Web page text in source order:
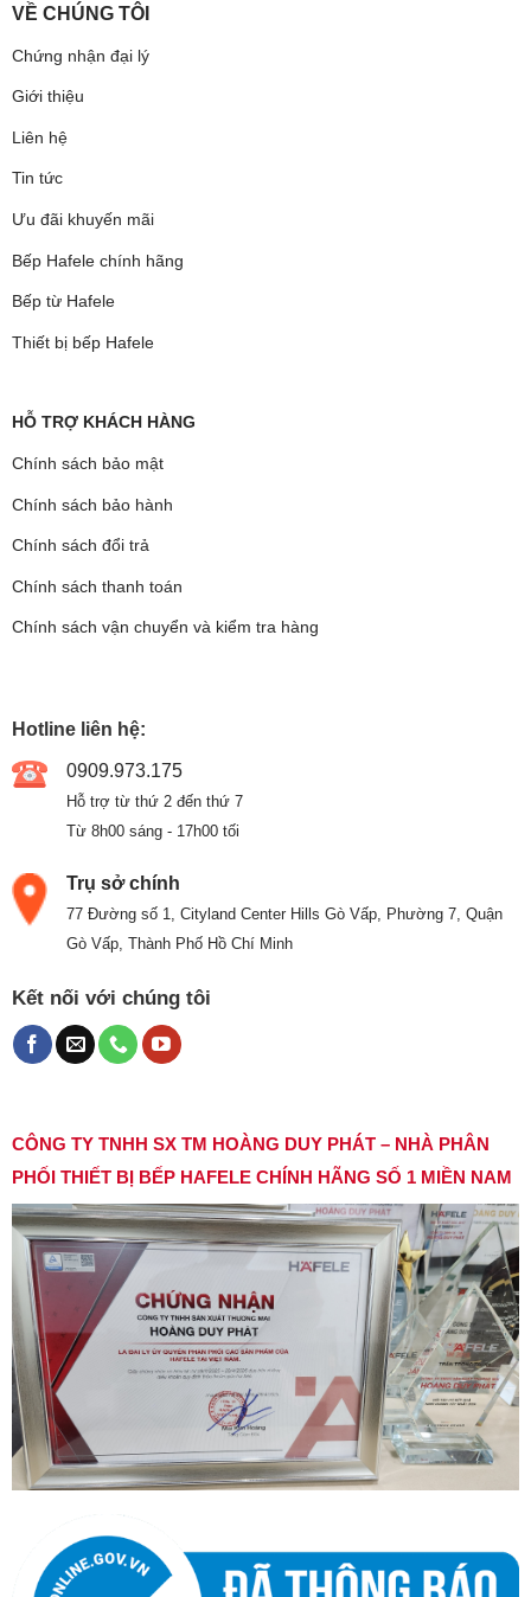
VỀ CHÚNG TÔI
Chứng nhận đại lý
Giới thiệu
Liên hệ
Tin tức
Ưu đãi khuyến mãi
Bếp Hafele chính hãng
Bếp từ Hafele
Thiết bị bếp Hafele
HỖ TRỢ KHÁCH HÀNG
Chính sách bảo mật
Chính sách bảo hành
Chính sách đổi trả
Chính sách thanh toán
Chính sách vận chuyển và kiểm tra hàng
Hotline liên hệ:
0909.973.175
Hỗ trợ từ thứ 2 đến thứ 7
Từ 8h00 sáng - 17h00 tối
Trụ sở chính
77 Đường số 1, Cityland Center Hills Gò Vấp, Phường 7, Quận
Gò Vấp, Thành Phố Hồ Chí Minh
Kết nối với chúng tôi
CÔNG TY TNHH SX TM HOÀNG DUY PHÁT – NHÀ PHÂN
PHỐI THIẾT BỊ BẾP HAFELE CHÍNH HÃNG SỐ 1 MIỀN NAM